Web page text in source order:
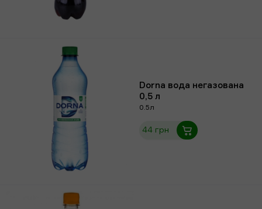
Dorna вода негазована
0,5 л
0.5л
44 грн